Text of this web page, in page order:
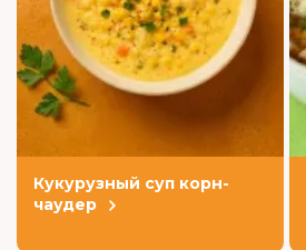
Кукурузный суп корн-
чаудер